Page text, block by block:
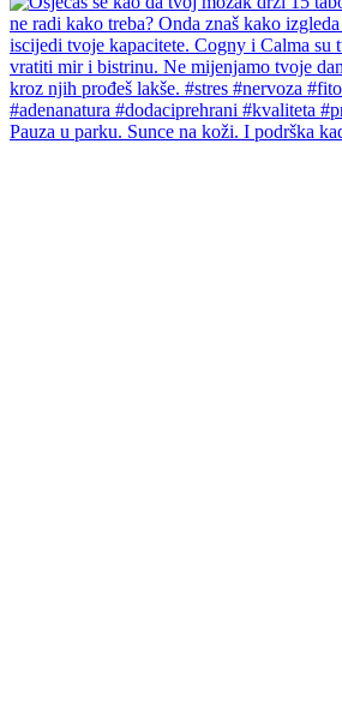
Pauza u parku. Sunce na koži. I podrška